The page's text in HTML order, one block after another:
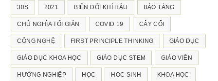
30S 2021 BIẾN ĐỔI KHÍ HẬU BẢO TÀNG
CHỦ NGHĨA TỐI GIẢN COVID 19 CÂY CỐI
CÔNG NGHỆ FIRST PRINCIPLE THINKING GIÁO DỤC
GIÁO DỤC KHOA HỌC GIÁO DỤC STEM GIÁO VIÊN
HƯỚNG NGHIỆP HỌC HỌC SINH KHOA HỌC